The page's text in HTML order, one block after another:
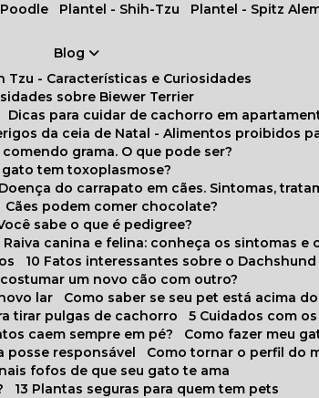
Poodle Plantel - Shih-Tzu Plantel - Spitz
Blog
Tzu - Características e Curiosidades
sobre Biewer Terrier
Dicas para cuidar de cachorro em
da ceia de Natal - Alimentos proibidos
comendo grama. O que pode ser?
gato tem toxoplasmose?
Doença do carrapato em cães. Sintomas,
Cães podem comer chocolate?
Você sabe o que é pedigree?
Raiva canina e felina: conheça os sintomas e
10 Fatos interessantes sobre o Dachshund
um novo cão com outro?
lar
Como saber se seu pet está acima
tirar pulgas de cachorro
5 Cuidados com
caem sempre em pé?
Como fazer meu
posse responsável
Como tornar o perfil do
fofos de que seu gato te ama
13 Plantas seguras para quem tem pets